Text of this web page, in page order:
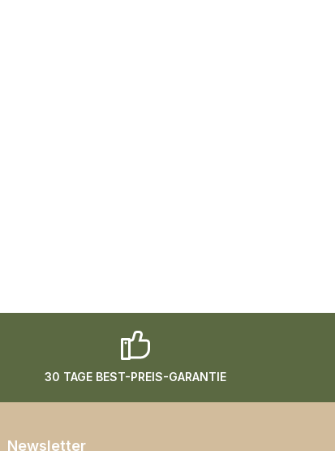
30 TAGE BEST-PREIS-GARANTIE
Newsletter